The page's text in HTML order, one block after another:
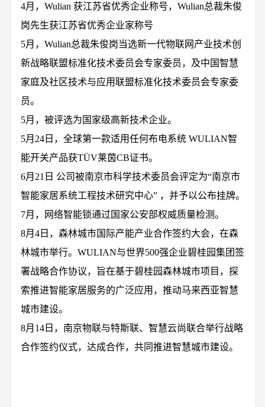
4月，Wulian 获江苏省优秀企业称号，Wulian总裁朱俊
岗先生获江苏省优秀企业家称号
5月，Wulian总裁朱俊岗当选新一代物联网产业技术创
新战略联盟标准化技术委员会专家委员，及中国智慧
家庭及社区技术与应用联盟标准化技术委员会专家委
员。
5月，被评选为国家级高新技术企业。
5月24日，全球第一款适用任何布电系统 WULIAN智
能开关产品获TÜV莱茵CB证书。
6月21日 公司被南京市科学技术委员会评定为“南京市
智能家居系统工程技术研究中心” ，并予以公布挂牌。
7月，网络智能锁通过国家公安部权威质量检测。
8月4日，森林城市国际产能产业合作签约大会，在森
林城市举行。WULIAN与世界500强企业碧桂园集团签
署战略合作协议，旨在基于碧桂园森林城市项目，探
索推进智能家居服务的广泛应用，推动马来西亚智慧
城市建设。
8月14日，南京物联与特斯联、智慧云尚联合举行战略
合作签约仪式，达成合作，共同推进智慧城市建设。